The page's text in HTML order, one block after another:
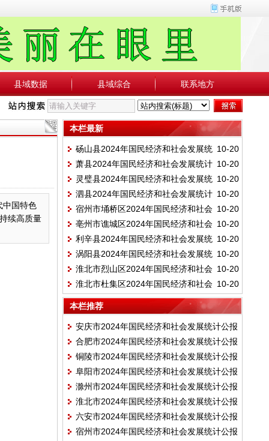
县域数据 县域综合 联系地方
国特色
续高质量
本栏最新
10-20
砀山县2024年国民经济和社会发展统
计公报
10-20
萧县2024年国民经济和社会发展统计
公报
10-20
灵璧县2024年国民经济和社会发展统
计公报
10-20
泗县2024年国民经济和社会发展统计
公报
10-20
宿州市埇桥区2024年国民经济和社会
发展统计公报
10-20
亳州市谯城区2024年国民经济和社会
发展统计公报
10-20
利辛县2024年国民经济和社会发展统
计公报
10-20
涡阳县2024年国民经济和社会发展统
计公报
10-20
淮北市烈山区2024年国民经济和社会
发展统计公报
10-20
淮北市杜集区2024年国民经济和社会
发展统计公报
本栏推荐
安庆市2024年国民经济和社会发展统计公报
合肥市2024年国民经济和社会发展统计公报
铜陵市2024年国民经济和社会发展统计公报
阜阳市2024年国民经济和社会发展统计公报
滁州市2024年国民经济和社会发展统计公报
淮北市2024年国民经济和社会发展统计公报
六安市2024年国民经济和社会发展统计公报
宿州市2024年国民经济和社会发展统计公报